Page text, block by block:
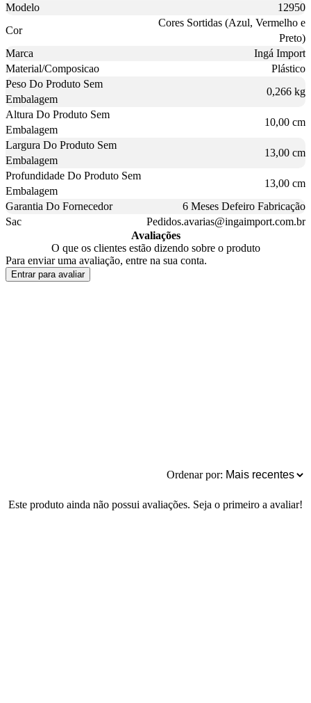
Modelo
12950
Cor
Cores Sortidas (Azul, Vermelho e
Preto)
Marca
Ingá Import
Material/Composicao
Plástico
Peso Do Produto Sem
Embalagem
0,266 kg
Altura Do Produto Sem
Embalagem
10,00 cm
Largura Do Produto Sem
Embalagem
13,00 cm
Profundidade Do Produto Sem
Embalagem
13,00 cm
Garantia Do Fornecedor
6 Meses Defeiro Fabricação
Sac
Pedidos.avarias@ingaimport.com.br
Avaliações
O que os clientes estão dizendo sobre o produto
Para enviar uma avaliação, entre na sua conta.
Entrar para avaliar
Ordenar por:
Este produto ainda não possui avaliações. Seja o primeiro a avaliar!